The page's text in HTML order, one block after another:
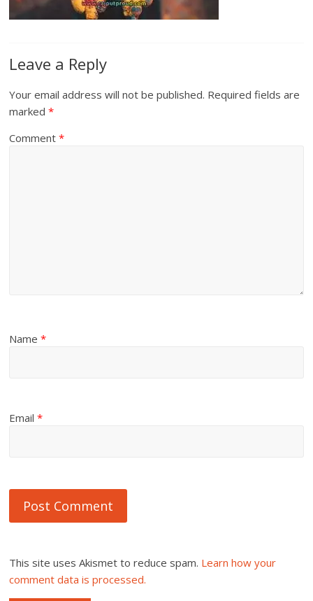
Leave a Reply
Your email address will not be published. Required fields are
marked*
Comment*
Name*
Email*
This site uses Akismet to reduce spam. Learn how your
comment data is processed.